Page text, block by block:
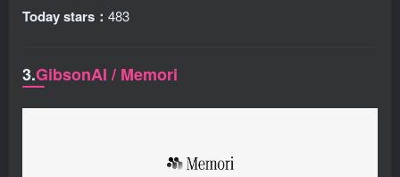
Today stars： 483
3.GibsonAI / Memori